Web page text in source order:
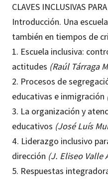
CLAVES INCLUSIVAS
Introducción. Una
también en tiempos de
1. Escuela inclusiva:
actitudes (Raúl Tárraga
2. Procesos de
educativas e inmigración
3. La organización y
educativos (José Luís
4. Liderazgo inclusivo
dirección (J. Eliseo Valle
5. Respuestas